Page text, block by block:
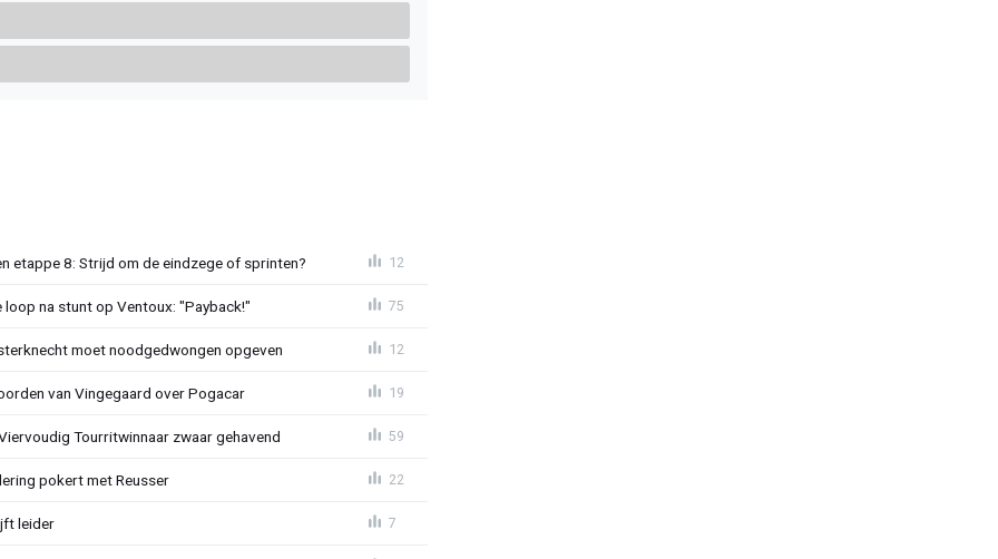
etappe 8: Strijd om de eindzege of sprinten? 12
na stunt op Ventoux: "Payback!" 75
moet noodgedwongen opgeven 12
van Vingegaard over Pogacar 19
Tourritwinnaar zwaar gehavend 59
pokert met Reusser 22
leider 7